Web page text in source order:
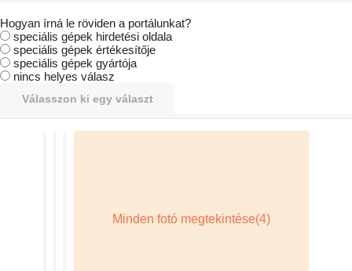
Hogyan írná le röviden a portálunkat?
speciális gépek hirdetési oldala
speciális gépek értékesítője
speciális gépek gyártója
nincs helyes válasz
Válasszon ki egy választ